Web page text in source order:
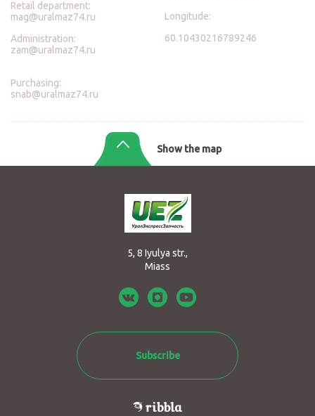
Retail department:
mag@uralmaz74.ru
Administration:
zam@uralmaz74.ru
Purchasing:
snab@uralmaz74.ru
Longitude:
60.10430216789246
Show the map
5, 8 Iyulya str.,
Miass
Subscribe